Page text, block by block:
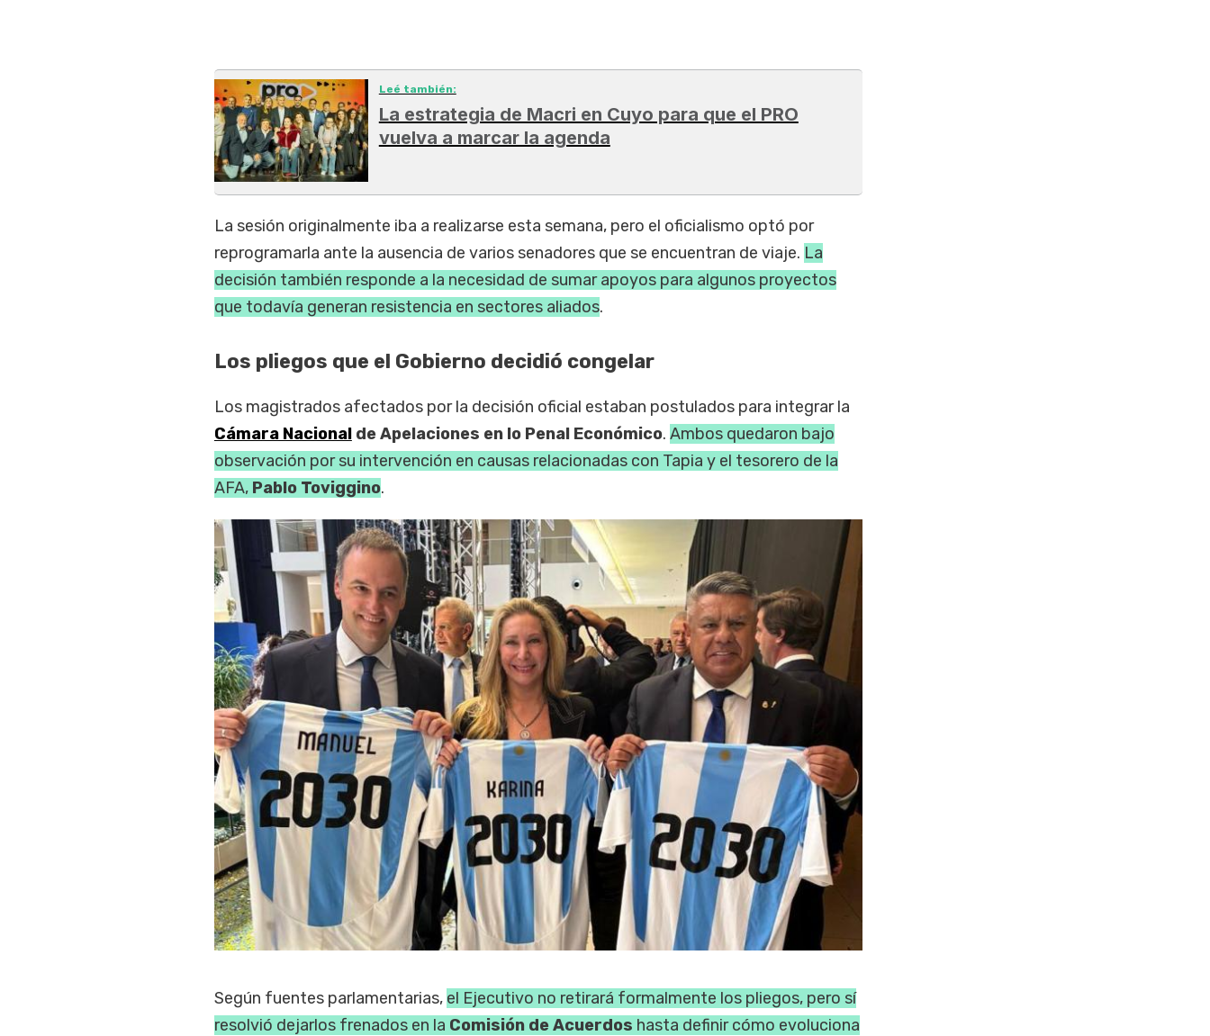
Leé también:
La estrategia de Macri en Cuyo para que el PRO
vuelva a marcar la agenda
La sesión originalmente iba a realizarse esta semana, pero el oficialismo optó por
reprogramarla ante la ausencia de varios senadores que se encuentran de viaje. La
decisión también responde a la necesidad de sumar apoyos para algunos proyectos
que todavía generan resistencia en sectores aliados.
Los pliegos que el Gobierno decidió congelar
Los magistrados afectados por la decisión oficial estaban postulados para integrar la
Cámara Nacionalde Apelaciones en lo Penal Económico. Ambos quedaron bajo
observación por su intervención en causas relacionadas con Tapia y el tesorero de la
AFA, Pablo Toviggino.
Según fuentes parlamentarias, el Ejecutivo no retirará formalmente los pliegos, pero sí
resolvió dejarlos frenados en la Comisión de Acuerdos hasta definir cómo evoluciona